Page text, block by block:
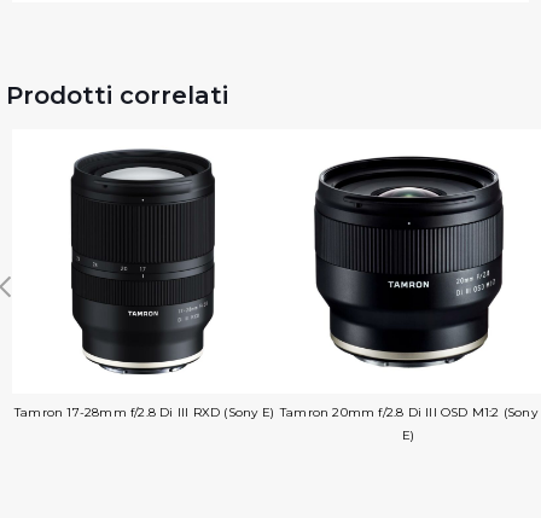
Prodotti correlati
Tamron 17-28mm f/2.8 Di III RXD (Sony E) Tamron 20mm f/2.8 Di III OSD M1:2 (Sony
E)